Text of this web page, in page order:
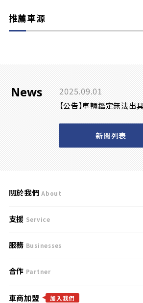
推薦車源
News 2025.09.01
【公告】車輛鑑定無法出
新聞列表
關於我們 About
刊登規範
服務條款
免責聲明
隱私權政策
支援 Service
支援中心
聯絡我們
服務 Businesses
什麼是Goo鑑定？
找好車
合作 Partner
合作夥伴
車商加盟 加入我們